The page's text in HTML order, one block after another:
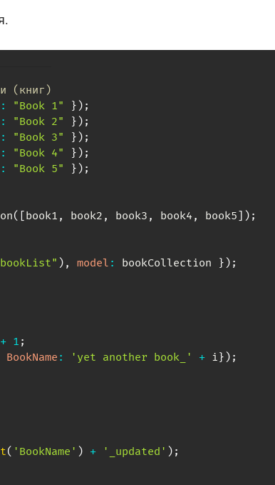
(книг)
: "Book 1" } ) ;
: "Book 2" } ) ;
: "Book 3" } ) ;
: "Book 4" } ) ;
: "Book 5" } ) ;
( [book1 , book2 , book3 , book4, book5] ) ;
) , model : bookCollection } ) ;
+ 1 ;
BookName : 'yet another book_' + i} ) ;
( 'BookName' ) + '_updated' ) ;